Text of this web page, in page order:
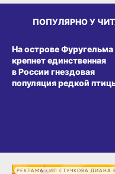
ПОПУЛЯРНО У
На острове Фуругельма
крепнет единственная
в России гнездовая
популяция редкой
РЕКЛАМА • ИП СТУЧКОВА ДИАНА